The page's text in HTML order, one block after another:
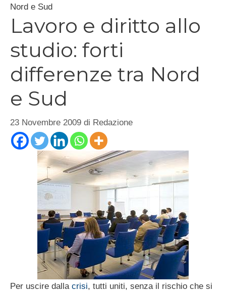
Nord e Sud
Lavoro e diritto allo
studio: forti
differenze tra Nord
e Sud
23 Novembre 2009 di Redazione
Per uscire dalla crisi, tutti uniti, senza il rischio che si